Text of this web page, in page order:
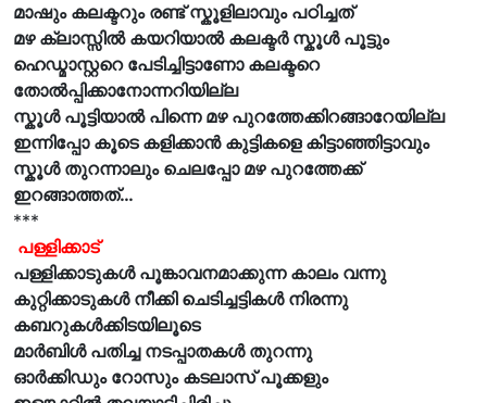
മാഷും കലക്ടറും രണ്ട് സ്കൂളിലാവും പഠിച്ചത്
മഴ ക്ലാസ്സിൽ കയറിയാൽ കലക്ടർ സ്കൂൾ പൂട്ടും
ഹെഡ്മാസ്റ്ററെ പേടിച്ചിട്ടാണോ കലക്ടറെ
തോൽപ്പിക്കാനോന്നറിയില്ല
സ്കൂൾ പൂട്ടിയാൽ പിന്നെ മഴ പുറത്തേക്കിറങ്ങാറേയില്ല
ഇന്നിപ്പോ കൂടെ കളിക്കാൻ കുട്ടികളെ കിട്ടാഞ്ഞിട്ടാവും
സ്കൂൾ തുറന്നാലും ചെലപ്പോ മഴ പുറത്തേക്ക്
ഇറങ്ങാത്തത്…
***
പള്ളിക്കാട്
പള്ളിക്കാടുകൾ പൂങ്കാവനമാക്കുന്ന കാലം വന്നു
കുറ്റിക്കാടുകൾ നീക്കി ചെടിച്ചട്ടികൾ നിരന്നു
കബറുകൾക്കിടയിലൂടെ
മാർബിൾ പതിച്ച നടപ്പാതകൾ തുറന്നു
ഓർക്കിഡും റോസും കടലാസ് പൂക്കളും